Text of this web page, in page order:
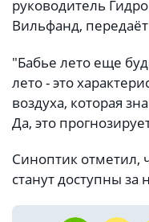
руководитель
Вильфанд, передаёт
"Бабье лето еще
лето - это
воздуха, которая
Да, это
Синоптик отметил,
станут доступны за